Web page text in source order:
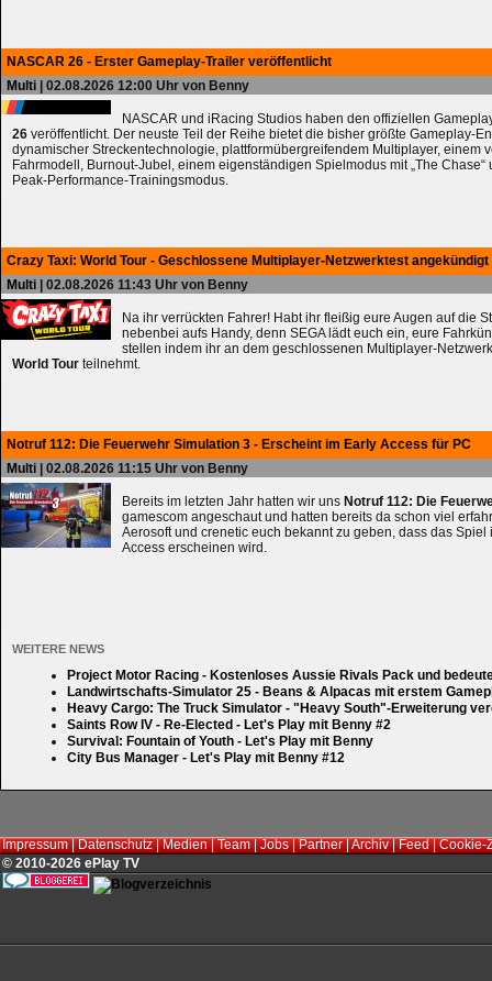
NASCAR 26 - Erster Gameplay-Trailer veröffentlicht
Multi | 02.08.2026 12:00 Uhr von Benny
NASCAR und iRacing Studios haben den offiziellen
26 veröffentlicht. Der neuste Teil der Reihe bietet die bisher größte Gameplay-
dynamischer Streckentechnologie, plattformübergreifendem Multiplayer, einem
Fahrmodell, Burnout-Jubel, einem eigenständigen Spielmodus mit „The
Peak-Performance-Trainingsmodus.
Crazy Taxi: World Tour - Geschlossene Multiplayer-Netzwerktest angekündigt
Multi | 02.08.2026 11:43 Uhr von Benny
Na ihr verrückten Fahrer! Habt ihr fleißig eure Augen auf die
nebenbei aufs Handy, denn SEGA lädt euch ein, eure
stellen indem ihr an dem geschlossenen Multiplayer-
World Tour teilnehmt.
Notruf 112: Die Feuerwehr Simulation 3 - Erscheint im Early Access für PC
Multi | 02.08.2026 11:15 Uhr von Benny
Bereits im letzten Jahr hatten wir uns Notruf 112: Die
gamescom angeschaut und hatten bereits da schon viel
Aerosoft und crenetic euch bekannt zu geben, dass das Spiel
Access erscheinen wird.
WEITERE NEWS
Project Motor Racing - Kostenloses Aussie Rivals Pack und
Landwirtschafts-Simulator 25 - Beans & Alpacas mit erstem
Heavy Cargo: The Truck Simulator - "Heavy South"-Erweiterung
Saints Row IV - Re-Elected - Let's Play mit Benny #2
Survival: Fountain of Youth - Let's Play mit Benny
City Bus Manager - Let's Play mit Benny #12
Impressum|Datenschutz|Medien|Team|Jobs|Partner|Archiv|Feed|Cookie-
© 2010-2026 ePlay TV